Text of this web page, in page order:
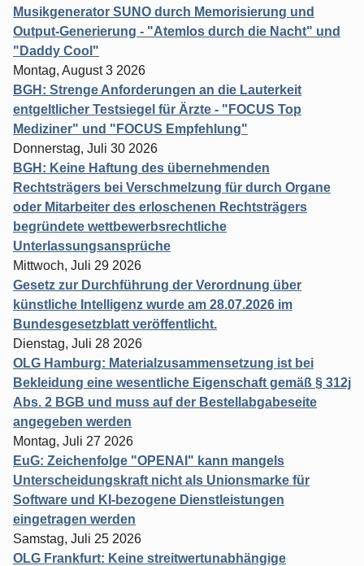
Musikgenerator SUNO durch Memorisierung und
Output-Generierung - "Atemlos durch die Nacht" und
"Daddy Cool"
Montag, August 3 2026
BGH: Strenge Anforderungen an die Lauterkeit
entgeltlicher Testsiegel für Ärzte - "FOCUS Top
Mediziner" und "FOCUS Empfehlung"
Donnerstag, Juli 30 2026
BGH: Keine Haftung des übernehmenden
Rechtsträgers bei Verschmelzung für durch Organe
oder Mitarbeiter des erloschenen Rechtsträgers
begründete wettbewerbsrechtliche
Unterlassungsansprüche
Mittwoch, Juli 29 2026
Gesetz zur Durchführung der Verordnung über
künstliche Intelligenz wurde am 28.07.2026 im
Bundesgesetzblatt veröffentlicht.
Dienstag, Juli 28 2026
OLG Hamburg: Materialzusammensetzung ist bei
Bekleidung eine wesentliche Eigenschaft gemäß § 312j
Abs. 2 BGB und muss auf der Bestellabgabeseite
angegeben werden
Montag, Juli 27 2026
EuG: Zeichenfolge "OPENAI" kann mangels
Unterscheidungskraft nicht als Unionsmarke für
Software und KI-bezogene Dienstleistungen
eingetragen werden
Samstag, Juli 25 2026
OLG Frankfurt: Keine streitwertunabhängige